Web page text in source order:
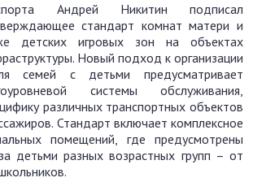
Андрей Никитин подписал
стандарт комнат матери и
детских игровых зон на объектах
Новый подход к организации
семей с детьми предусматривает
системы обслуживания,
различных транспортных объектов
Стандарт включает комплексное
помещений, где предусмотрены
детьми разных возрастных групп – от